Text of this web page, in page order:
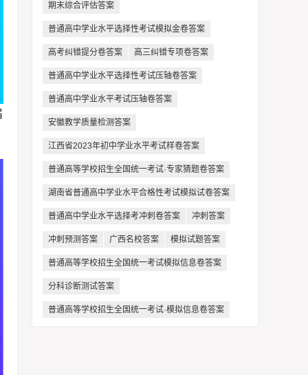
期末综合评估答案
普通高中学业水平选择性考试模拟金卷答案
高考纠错提分卷答案 高三纠错专项卷答案
普通高中学业水平选择性考试压轴卷答案
普通高中学业水平考试压轴卷答案
安徽教学质量检测答案
江西省2023年初中学业水平考试样卷答案
普通高等学校招生全国统一考试·专家猜题卷答案
湖南省普通高中学业水平合格性考试模拟试卷答案
普通高中学业水平选择考冲刺卷答案 冲刺答案
冲刺预测答案 广西名校答案 模拟试题答案
普通高等学校招生全国统一考试模拟信息卷答案
分科诊断测试答案
普通高等学校招生全国统一考试·模拟信息卷答案